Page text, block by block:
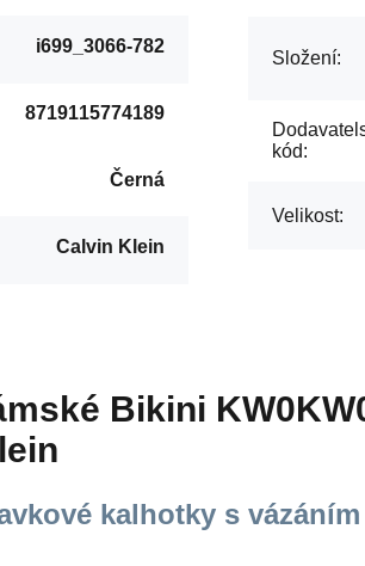
i699_3066-782
8719115774189
Černá
Calvin Klein
Složení:
kód:
Velikost:
Bikini
kalhotky s